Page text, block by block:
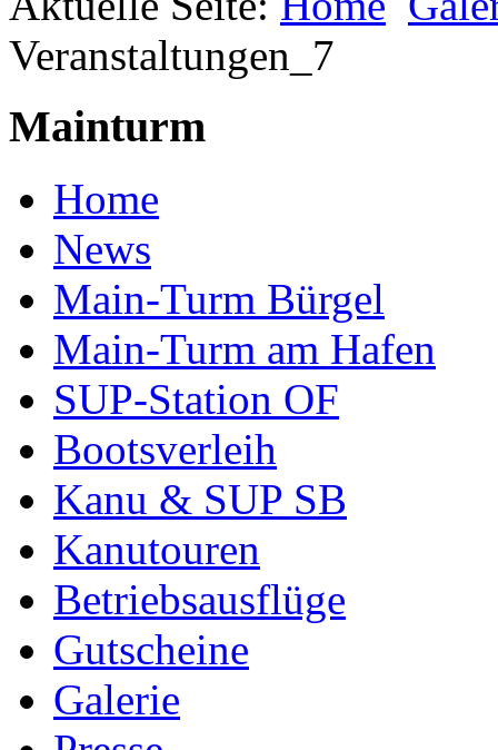
Veranstaltungen_7
Mainturm
Home
News
Main-Turm Bürgel
Main-Turm am Hafen
SUP-Station OF
Bootsverleih
Kanu & SUP SB
Kanutouren
Betriebsausflüge
Gutscheine
Galerie